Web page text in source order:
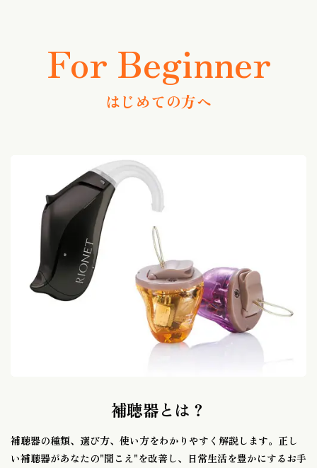
For Beginner
はじめての方へ
補聴器とは？
補聴器の種類、選び方、使い方をわかりやすく解説します。正し
い補聴器があなたの"聞こえ"を改善し、日常生活を豊かにするお手